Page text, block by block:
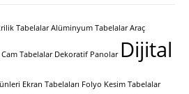
Tabelalar Alüminyum Tabelalar Araç
Cam Tabelalar Dekoratif Panolar Dijital
Ekran Tabelaları Folyo Kesim Tabelalar